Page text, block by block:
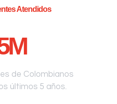
Atendidos
M
de Colombianos
últimos 5 años.